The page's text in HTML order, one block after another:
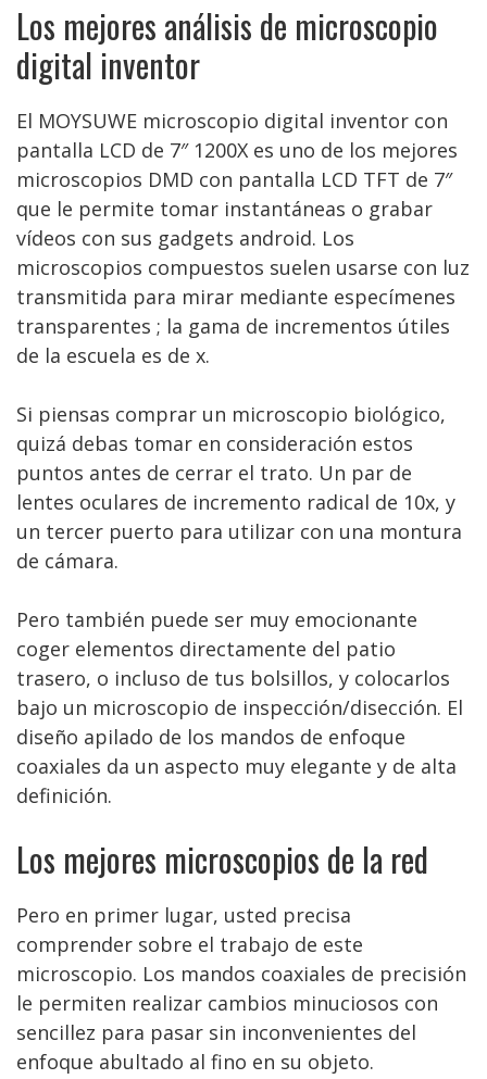
Los mejores análisis de microscopio
digital inventor
El MOYSUWE microscopio digital inventor con
pantalla LCD de 7″ 1200X es uno de los mejores
microscopios DMD con pantalla LCD TFT de 7″
que le permite tomar instantáneas o grabar
vídeos con sus gadgets android. Los
microscopios compuestos suelen usarse con luz
transmitida para mirar mediante especímenes
transparentes ; la gama de incrementos útiles
de la escuela es de x.
Si piensas comprar un microscopio biológico,
quizá debas tomar en consideración estos
puntos antes de cerrar el trato. Un par de
lentes oculares de incremento radical de 10x, y
un tercer puerto para utilizar con una montura
de cámara.
Pero también puede ser muy emocionante
coger elementos directamente del patio
trasero, o incluso de tus bolsillos, y colocarlos
bajo un microscopio de inspección/disección. El
diseño apilado de los mandos de enfoque
coaxiales da un aspecto muy elegante y de alta
definición.
Los mejores microscopios de la red
Pero en primer lugar, usted precisa
comprender sobre el trabajo de este
microscopio. Los mandos coaxiales de precisión
le permiten realizar cambios minuciosos con
sencillez para pasar sin inconvenientes del
enfoque abultado al fino en su objeto.